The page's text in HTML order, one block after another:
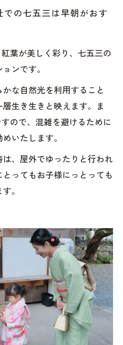
での七五三は早朝がおす
葉が美しく彩り、七五三の
ンです。
な自然光を利用すること
生き生きと映えます。ま
ので、混雑を避けるために
いたします。
、屋外でゆったりと行われ
ってもお子様にっとっても
。